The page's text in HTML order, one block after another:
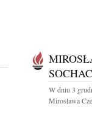
W dniu 3
Mirosława